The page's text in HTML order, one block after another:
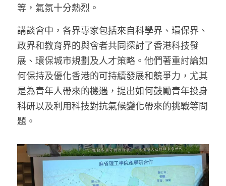
大衛sir專欄
曾子晴 - 晴深直說
龔靜儀大律師專欄
陳貴春大律師專欄
陳子遷律師專欄
溫志倫專欄
汪明欣專欄
等，氣氛十分熱烈。
講談會中，各界專家包括來自科學界、環保界、
政界和教育界的與會者共同探討了香港科技發
展、環保城市規劃及人才策略。他們著重討論如
何保持及優化香港的可持續發展和競爭力，尤其
是為青年人帶來的機遇，提出如何鼓勵青年投身
科研以及利用科技對抗氣候變化帶來的挑戰等問
題。